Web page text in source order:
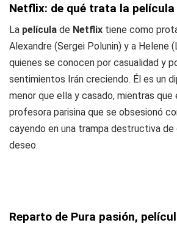
Netflix: de qué trata la película
La película de Netflix tiene como
Alexandre (Sergei Polunin) y a Helene
quienes se conocen por casualidad y
sentimientos Irán creciendo. Él es un
menor que ella y casado, mientras que
profesora parisina que se obsesionó
cayendo en una trampa destructiva
deseo.
Reparto de Pura pasión,